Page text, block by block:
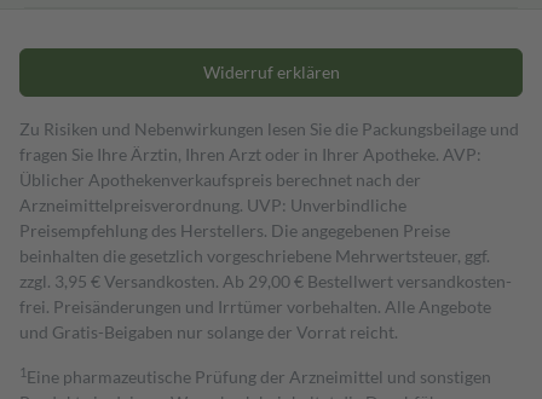
Widerruf erklären
Zu Risiken und Nebenwirkungen lesen Sie die Packungsbeilage und
fragen Sie Ihre Ärztin, Ihren Arzt oder in Ihrer Apotheke. AVP:
Üblicher Apothekenverkaufspreis berechnet nach der
Arzneimittelpreisverordnung. UVP: Unverbindliche
Preisempfehlung des Herstellers. Die angegebenen Preise
beinhalten die gesetzlich vorgeschriebene Mehrwertsteuer, ggf.
zzgl. 3,95 € Versandkosten. Ab 29,00 € Bestell­wert versand­kosten­
frei. Preisänderungen und Irrtümer vorbehalten. Alle Angebote
und Gratis-Beigaben nur solange der Vorrat reicht.
1 Eine pharmazeutische Prüfung der Arzneimittel und sonstigen